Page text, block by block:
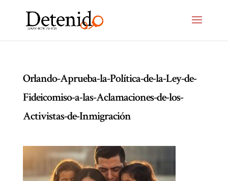
Orlando-Aprueba-la-Política-de-la-Ley-de-
Fideicomiso-a-las-Aclamaciones-de-los-
Activistas-de-Inmigración